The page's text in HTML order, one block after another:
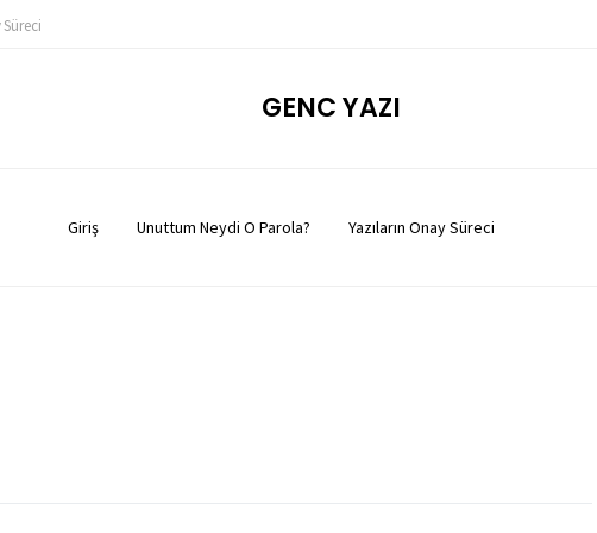
Süreci
GENC YAZI
Giriş Unuttum Neydi O Parola? Yazıların Onay Süreci